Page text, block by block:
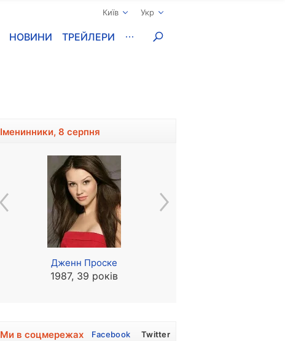
Київ Укр
НОВИНИ ТРЕЙЛЕРИ
Іменинники, 8 серпня
Дженн Проске
1987, 39 років
Ми в соцмережах Facebook Twitter